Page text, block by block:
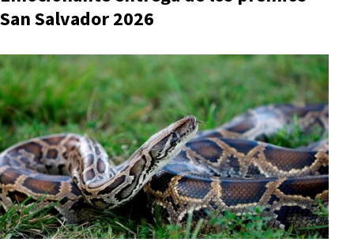
San Salvador 2026